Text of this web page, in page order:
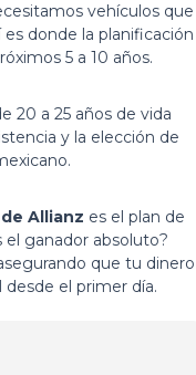
vehículos que
donde la planificación
5 a 10 años.
20 a 25 años de vida
y la elección de
Allianz es el plan de
el ganador absoluto?
que tu dinero
el primer día.